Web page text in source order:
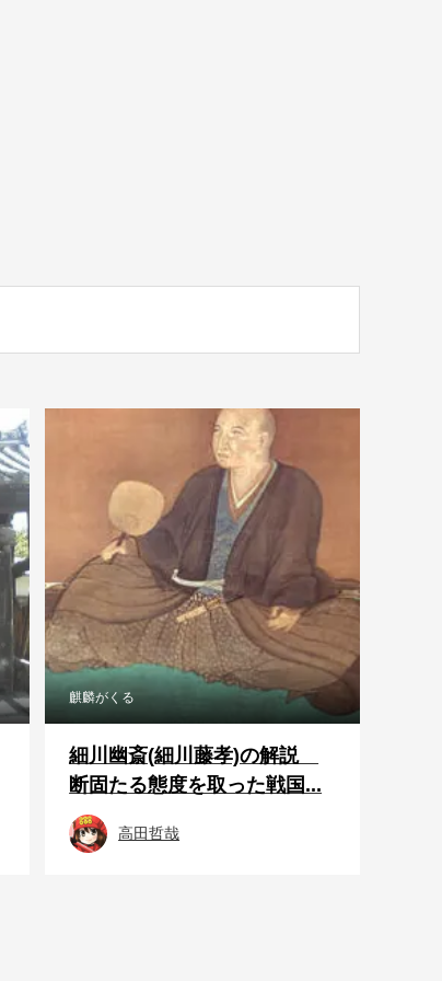
麒麟がくる
細川幽斎(細川藤孝)の解説
断固たる態度を取った戦国...
高田哲哉